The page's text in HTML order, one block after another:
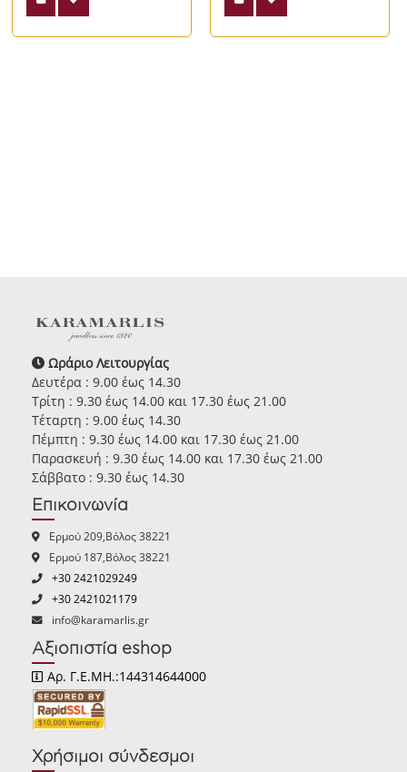
Ωράριο Λειτουργίας
Δευτέρα : 9.00 έως 14.30
Τρίτη : 9.30 έως 14.00 και 17.30 έως 21.00
Τέταρτη : 9.00 έως 14.30
Πέμπτη : 9.30 έως 14.00 και 17.30 έως 21.00
Παρασκευή : 9.30 έως 14.00 και 17.30 έως 21.00
Σάββατο : 9.30 έως 14.30
Επικοινωνία
Ερμού 209,Βόλος 38221
Ερμού 187,Βόλος 38221
+30 2421029249
+30 2421021179
info@karamarlis.gr
Αξιοπιστία eshop
Αρ. Γ.Ε.ΜΗ.:144314644000
Χρήσιμοι σύνδεσμοι